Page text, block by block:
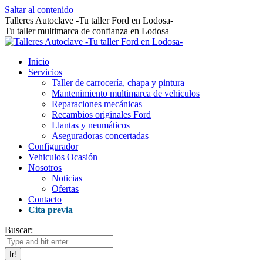
Saltar al contenido
Talleres Autoclave -Tu taller Ford en Lodosa-
Tu taller multimarca de confianza en Lodosa
Inicio
Servicios
Taller de carrocería, chapa y pintura
Mantenimiento multimarca de vehiculos
Reparaciones mecánicas
Recambios originales Ford
Llantas y neumáticos
Aseguradoras concertadas
Configurador
Vehiculos Ocasión
Nosotros
Noticias
Ofertas
Contacto
Cita previa
Buscar: